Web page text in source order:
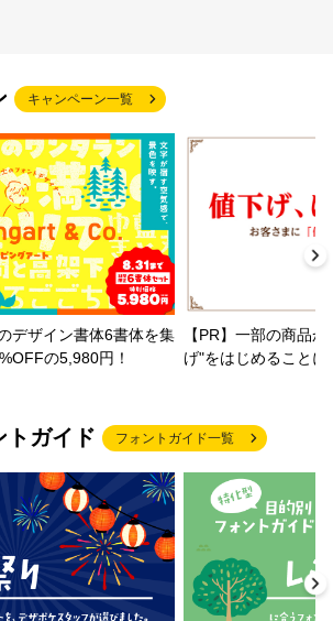
キャンペーン一覧
デザイン書体6書体を集
の5,980円！
【PR】一部の商品
げ"をはじめること
トガイド フォントガイド一覧